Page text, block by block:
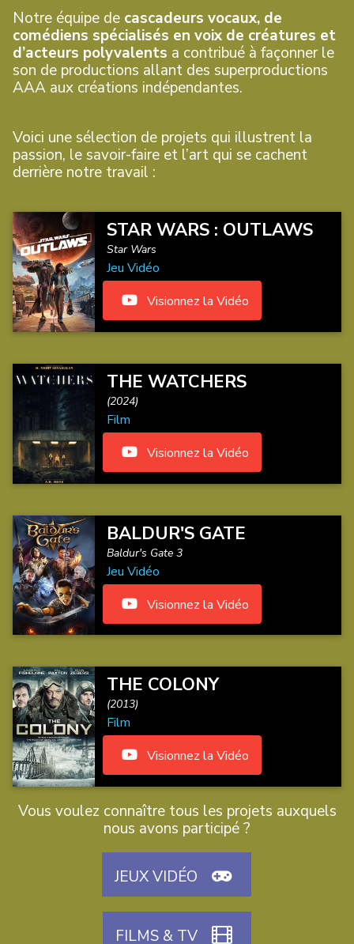
Notre équipe de cascadeurs vocaux, de
comédiens spécialisés en voix de créatures et
d’acteurs polyvalents a contribué à façonner le
son de productions allant des superproductions
AAA aux créations indépendantes.
Voici une sélection de projets qui illustrent la
passion, le savoir-faire et l’art qui se cachent
derrière notre travail :
STAR WARS : OUTLAWS
Star Wars
Jeu Vidéo
Visionnez la Vidéo
THE WATCHERS
(2024)
Film
Visionnez la Vidéo
BALDUR'S GATE
Baldur's Gate 3
Jeu Vidéo
Visionnez la Vidéo
THE COLONY
(2013)
Film
Visionnez la Vidéo
Vous voulez connaître tous les projets auxquels
nous avons participé ?
JEUX VIDÉO
FILMS & TV